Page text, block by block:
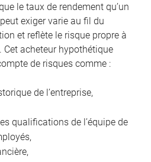
le taux de rendement qu’un
exiger varie au fil du
et reflète le risque propre à
Cet acheteur hypothétique
de risques comme :
de l’entreprise,
qualifications de l’équipe de